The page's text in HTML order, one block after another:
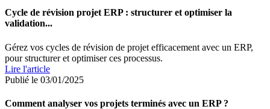
Cycle de révision projet ERP : structurer et optimiser la
validation...
Gérez vos cycles de révision de projet efficacement avec un ERP,
pour structurer et optimiser ces processus.
Lire l'article
Publié le 03/01/2025
Comment analyser vos projets terminés avec un ERP ?